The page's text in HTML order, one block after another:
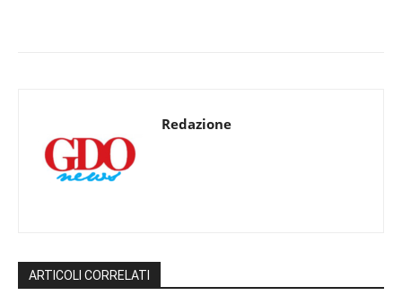
Redazione
ARTICOLI CORRELATI